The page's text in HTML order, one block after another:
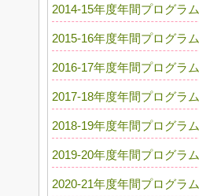
2014-15年度年間プログラム
2015-16年度年間プログラム
2016-17年度年間プログラム
2017-18年度年間プログラム
2018-19年度年間プログラム
2019-20年度年間プログラム
2020-21年度年間プログラム